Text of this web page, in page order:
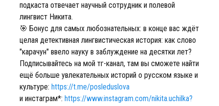
подкаста отвечает научный сотрудник и полевой
лингвист Никита.
🎯 Бонус для самых любознательных: в конце вас ждёт
целая детективная лингвистическая история: как слово
"карачун" ввело науку в заблуждение на десятки лет?
Подписывайтесь на мой тг-канал, там вы сможете найти
ещё больше увлекательных историй о русском языке и
культуре: https://t.me/posleduslova
и инстаграм*: https://www.instagram.com/nikita.uchilka?